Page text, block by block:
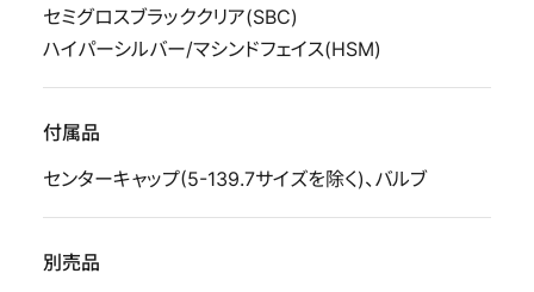
セミグロスブラッククリア(SBC)
ハイパーシルバー/マシンドフェイス(HSM)
付属品
センターキャップ(5-139.7サイズを除く)、バルブ
別売品